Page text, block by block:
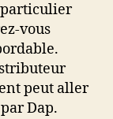
particulier
vous
peut aller
Dap.